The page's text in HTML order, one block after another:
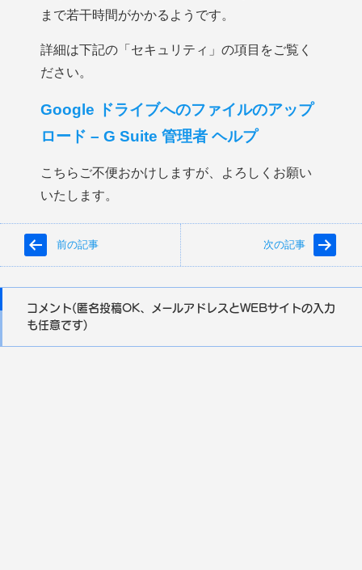
まで若干時間がかかるようです。
詳細は下記の「セキュリティ」の項目をご覧く
ださい。
Google ドライブへのファイルのアップ
ロード – G Suite 管理者 ヘルプ
こちらご不便おかけしますが、よろしくお願い
いたします。
前の記事 次の記事
コメント(匿名投稿OK、メールアドレスとWEBサイトの入力
も任意です)